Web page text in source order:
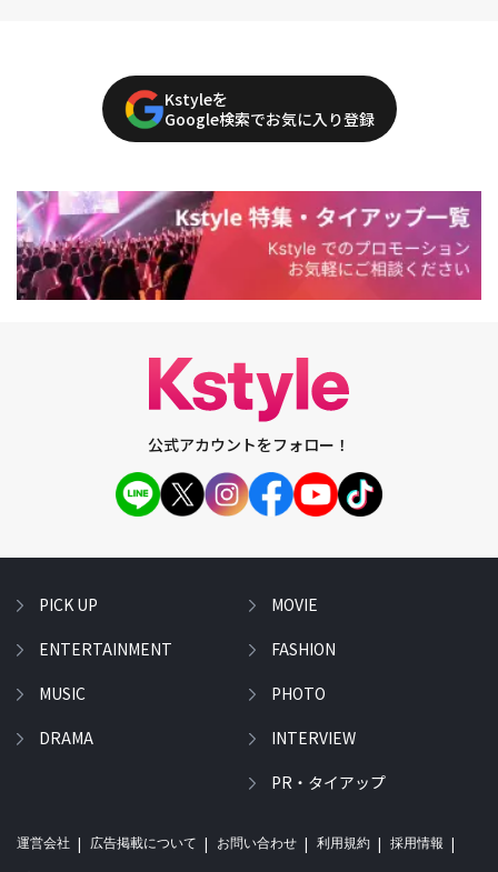
Kstyleを
Google検索でお気に入り登録
公式アカウントをフォロー！
PICK UP
ENTERTAINMENT
MUSIC
DRAMA
MOVIE
FASHION
PHOTO
INTERVIEW
PR・タイアップ
運営会社 広告掲載について お問い合わせ 利用規約 採用情報